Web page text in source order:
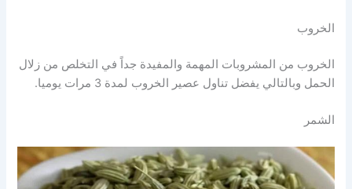
الخروب
الخروب من المشروبات المهمة والمفيدة جداً في التخلص من زلال
الحمل وبالتالي يفضل تناول عصير الخروب لمدة 3 مرات يوميا.
الشمر